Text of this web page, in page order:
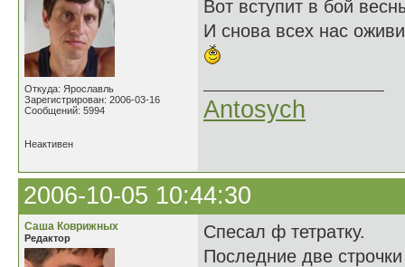
Откуда: Ярославль
Зарегистрирован: 2006-03-16
Сообщений: 5994
Вот вступит в бой
И снова всех нас
Antosych
Неактивен
2006-10-05 10:44:30
Саша Коврижных
Редактор
Спесал ф тетратку.
Последние две